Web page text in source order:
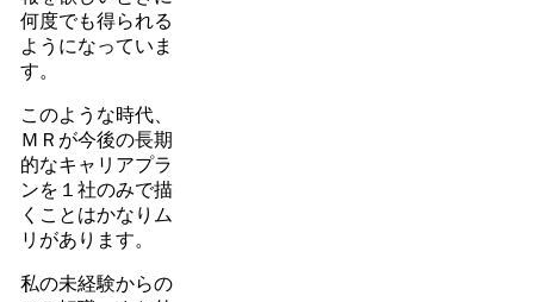
何度でも得られる
ようになっていま
す。
このような時代、
ＭＲが今後の長期
的なキャリアプラ
ンを１社のみで描
くことはかなりム
リがあります。
私の未経験からの